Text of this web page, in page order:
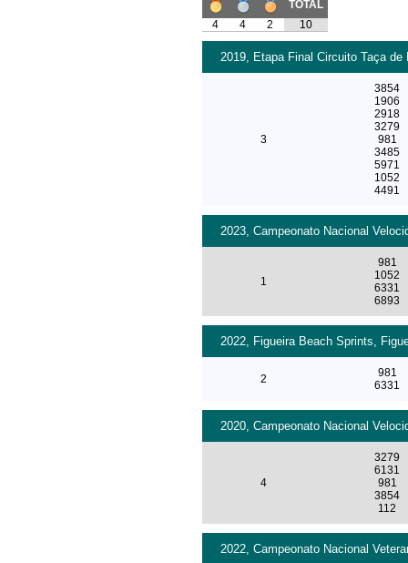
TOTAL
4
4 2 10
2019, Etapa Final Circuito Taça
3
3854
1906
2918
3279
981
3485
5971
1052
4491
2023, Campeonato Nacional
1
981
1052
6331
6893
2022, Figueira Beach Sprints,
2
981
6331
2020, Campeonato Nacional
4
3279
6131
981
3854
112
2022, Campeonato Nacional